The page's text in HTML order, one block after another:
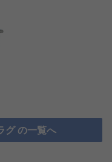
グ の一覧へ